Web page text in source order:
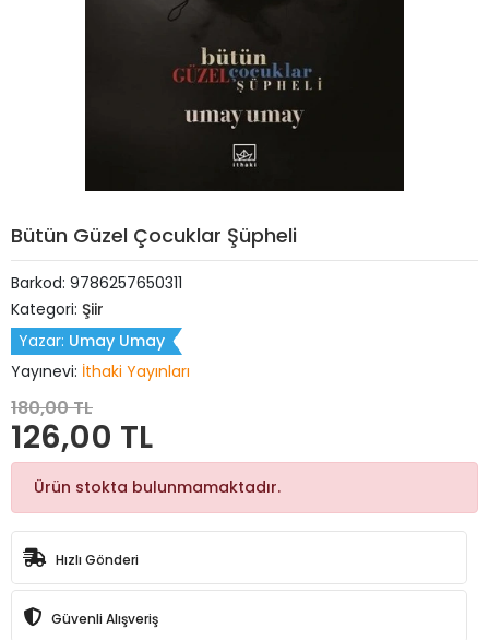
Bütün Güzel Çocuklar Şüpheli
Barkod: 9786257650311
Kategori: Şiir
Yazar: Umay Umay
Yayınevi: İthaki Yayınları
180,00 TL
126,00 TL
Ürün stokta bulunmamaktadır.
Hızlı Gönderi
Güvenli Alışveriş